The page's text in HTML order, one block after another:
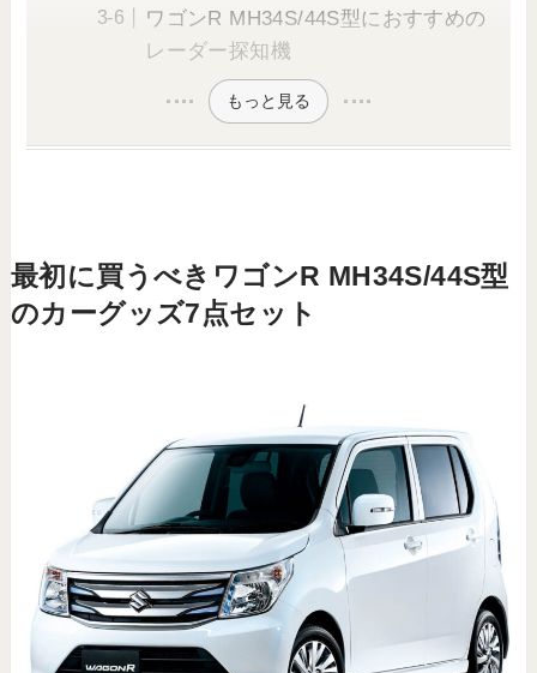
ワゴンR MH34S/44S型におすすめの
レーダー探知機
もっと見る
最初に買うべきワゴンR MH34S/44S型
のカーグッズ7点セット